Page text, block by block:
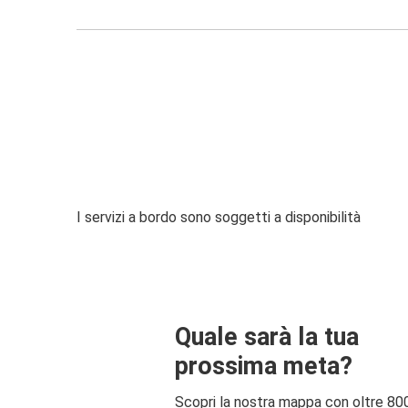
I servizi a bordo sono soggetti a disponibilità
Quale sarà la tua
prossima meta?
Scopri la nostra mappa con oltre